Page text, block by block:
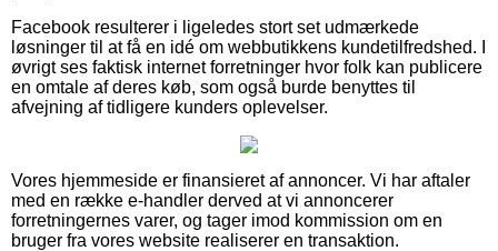
Facebook resulterer i ligeledes stort set udmærkede
løsninger til at få en idé om webbutikkens kundetilfredshed. I
øvrigt ses faktisk internet forretninger hvor folk kan publicere
en omtale af deres køb, som også burde benyttes til
afvejning af tidligere kunders oplevelser.
Vores hjemmeside er finansieret af annoncer. Vi har aftaler
med en række e-handler derved at vi annoncerer
forretningernes varer, og tager imod kommission om en
bruger fra vores website realiserer en transaktion.